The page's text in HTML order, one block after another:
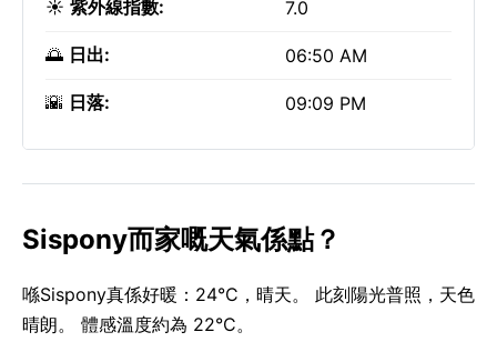
☀️ 紫外線指數: 7.0
🌅 日出: 06:50 AM
🌇 日落: 09:09 PM
Sispony而家嘅天氣係點？
喺Sispony真係好暖：24°C，晴天。 此刻陽光普照，天色
晴朗。 體感溫度約為 22°C。